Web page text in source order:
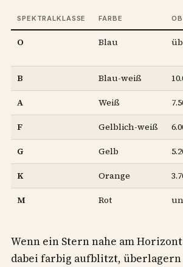
SPEKTRALKLASSE FARBE
O Blau
B Blau-weiß
A
Weiß
F
Gelblich-weiß
G
Gelb
K
Orange
M
Rot
Wenn ein Stern nahe am
dabei farbig aufblitzt, überlagern